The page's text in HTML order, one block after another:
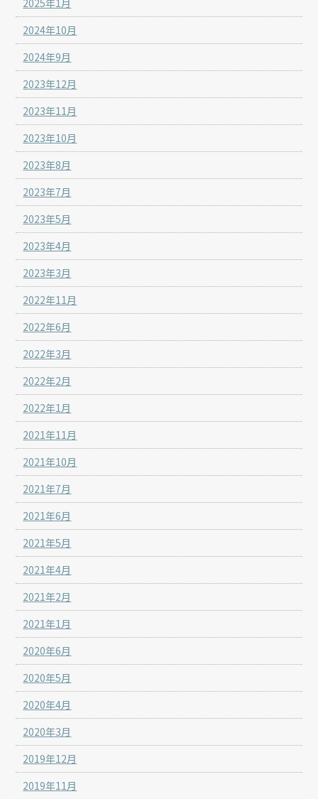
2025年1月
2024年10月
2024年9月
2023年12月
2023年11月
2023年10月
2023年8月
2023年7月
2023年5月
2023年4月
2023年3月
2022年11月
2022年6月
2022年3月
2022年2月
2022年1月
2021年11月
2021年10月
2021年7月
2021年6月
2021年5月
2021年4月
2021年2月
2021年1月
2020年6月
2020年5月
2020年4月
2020年3月
2019年12月
2019年11月